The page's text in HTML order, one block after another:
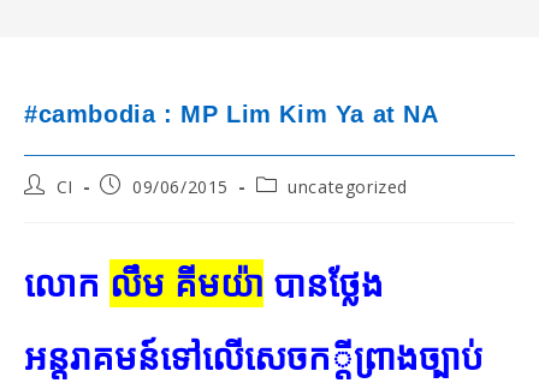
#cambodia : MP Lim Kim Ya at NA
PostCI
Post09/06/2015
Postuncategorized
លោក លឹម គីមយ៉ា បានថ្លែង
អន្តរាគមន៍ទៅលើសេចក្ដីព្រាងច្បាប់